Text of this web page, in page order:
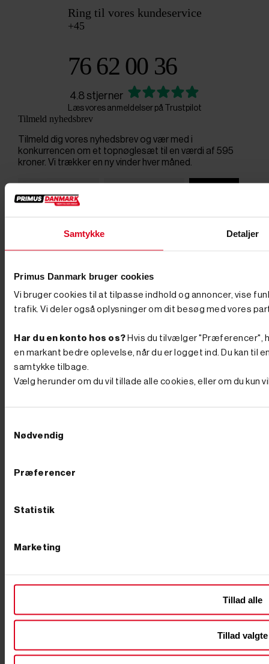
Samtykke Detaljer
Primus Danmark bruger cookies
Vi bruger cookies til at tilpasse indhold og annoncer, vise
trafik. Vi deler også oplysninger om dit besøg med vores
Har du en konto hos os? Hvis du tilvælger "Præferencer",
en markant bedre oplevelse, når du er logget ind. Du kan
samtykke tilbage.
Vælg herunder om du vil tillade alle cookies, eller om du kun
Nødvendig
Præferencer
Statistik
Marketing
Tillad alle
Tillad valgte
Ring til vores kundeservice
+45
76 62 00 36
4.8 stjerner
Læs vores anmeldelser på Trustpilot
Tilmeld nyhedsbrev
Tilmeld dig vores nyhedsbrev og vær med i
konkurrencen om et topnøglesæt til en værdi af 595
kroner. Vi trækker en ny vinder hver måned.
samtykke tilbage.
Primus Danmark
7080 Børkop
Åbningstider Butik
info@primusdanmark.dk
Fortyd Køb
Brændekløver
brænde? Så er en brændekløver den investering, der
for alvor ændrer din hverdag. Hos PrimusDanmark
med at spare tid og energi, så du i stedet kan bruge
kræfterne på det, der virkelig tæller – som at nyde
SLIP FOR TUNGE LØFT OG ØMME MUSKLER